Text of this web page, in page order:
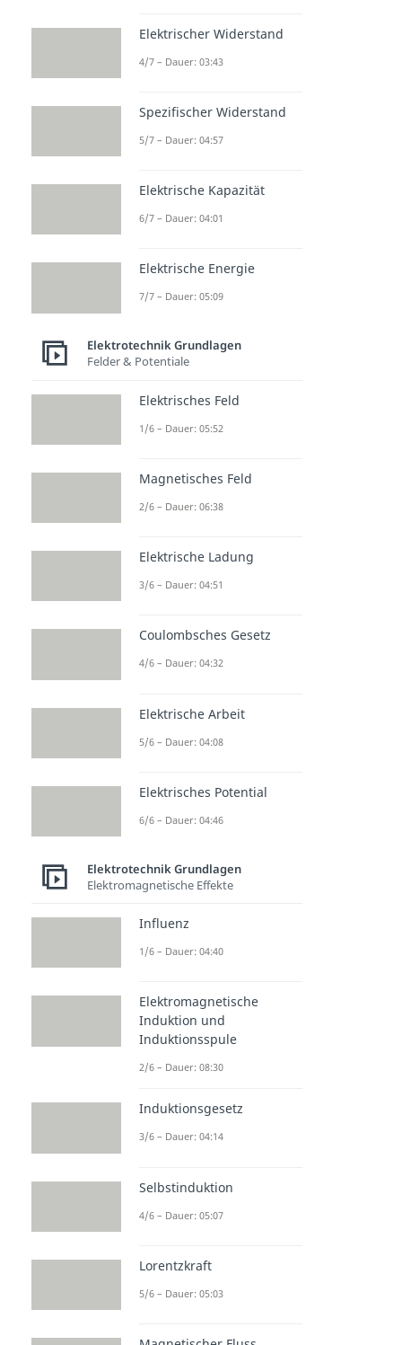
Dauer: 05:19
Operationsverstärker
Elektrischer Widerstand
4/7 – Dauer: 03:43
Spezifischer Widerstand
5/7 – Dauer: 04:57
Elektrische Kapazität
6/7 – Dauer: 04:01
Elektrische Energie
7/7 – Dauer: 05:09
Elektrotechnik Grundlagen
Felder & Potentiale
Elektrisches Feld
1/6 – Dauer: 05:52
Magnetisches Feld
2/6 – Dauer: 06:38
Elektrische Ladung
3/6 – Dauer: 04:51
Coulombsches Gesetz
4/6 – Dauer: 04:32
Elektrische Arbeit
5/6 – Dauer: 04:08
Elektrisches Potential
6/6 – Dauer: 04:46
Elektrotechnik Grundlagen
Elektromagnetische Effekte
Influenz
1/6 – Dauer: 04:40
Elektromagnetische
Induktion und
Induktionsspule
2/6 – Dauer: 08:30
Induktionsgesetz
3/6 – Dauer: 04:14
Selbstinduktion
4/6 – Dauer: 05:07
Lorentzkraft
5/6 – Dauer: 05:03